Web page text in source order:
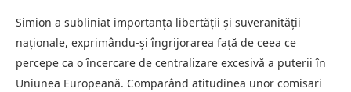
Simion a subliniat importanța libertății și suveranității
naționale, exprimându-și îngrijorarea față de ceea ce
percepe ca o încercare de centralizare excesivă a puterii în
Uniunea Europeană. Comparând atitudinea unor comisari